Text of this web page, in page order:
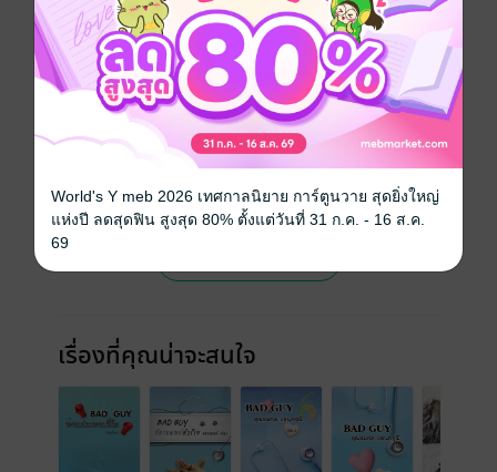
ความยาว 361 หน้า (≈ 88,600 คำ)
ราคาปก 350 บาท (ประหยัด 20%)
สนใจเวอร์ชันกระดาษ เชิญทางนี้!
เวอร์ชันกระดาษมีวางขายที่เว็บไซต์สำนัก
ซื้อ หรือติดต่อคนขายโดยตรงเลยจ้ะ
เรื่องที่คุณน่าจะสนใจ
World's Y meb 2026 เทศกาลนิยาย การ์ตูนวาย สุดยิ่งใหญ่
แห่งปี ลดสุดฟิน สูงสุด 80% ตั้งแต่วันที่ 31 ก.ค. - 16 ส.ค.
69